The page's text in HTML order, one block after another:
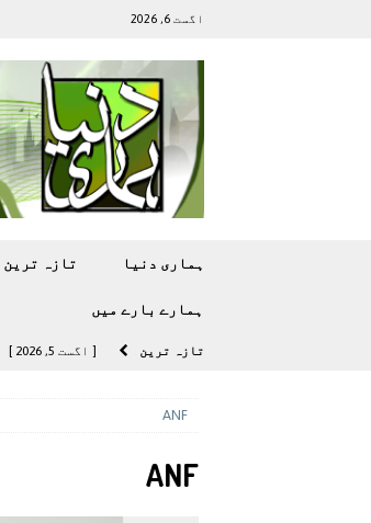
اگست 6, 2026
ہماری دنیا تازہ ترين
ہمارے بارے ميں
تازہ ترين [ اگست 5, 2026 ]
ANF
ANF